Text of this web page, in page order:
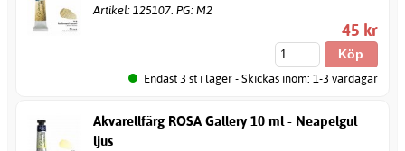
Artikel: 125107. PG: M2
45 kr
Endast 3 st i lager - Skickas inom: 1-3 vardagar
Akvarellfärg ROSA Gallery 10 ml - Neapelgul
ljus